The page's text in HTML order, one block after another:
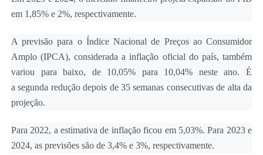
em 1,85% e 2%, respectivamente.
A previsão para o Índice Nacional de Preços ao Consumidor
Amplo (IPCA), considerada a inflação oficial do país, também
variou para baixo, de 10,05% para 10,04% neste ano. É
a segunda redução depois de 35 semanas consecutivas de alta da
projeção.
Para 2022, a estimativa de inflação ficou em 5,03%. Para 2023 e
2024, as previsões são de 3,4% e 3%, respectivamente.